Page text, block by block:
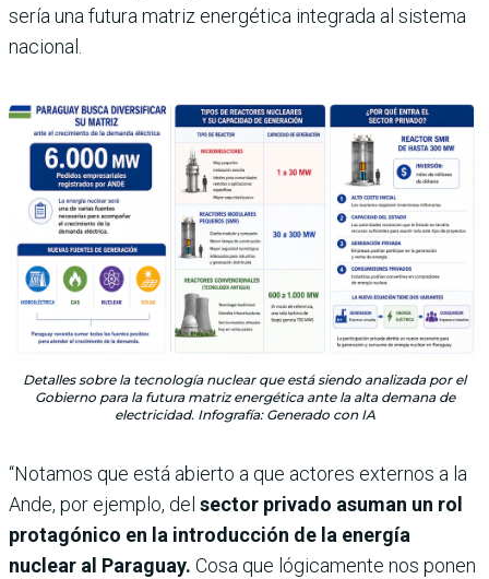
sería una futura matriz energética integrada al sistema
nacional.
Detalles sobre la tecnología nuclear que está siendo analizada por el
Gobierno para la futura matriz energética ante la alta demana de
electricidad. Infografía: Generado con IA
“Notamos que está abierto a que actores externos a la
Ande, por ejemplo, del sector privado asuman un rol
protagónico en la introducción de la energía
nuclear al Paraguay. Cosa que lógicamente nos ponen